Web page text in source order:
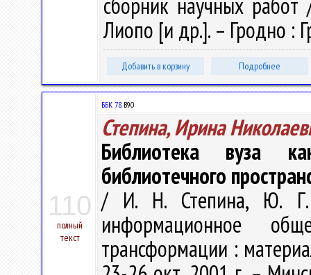
Лиопо [и др.]. – Гродно :
Добавить в корзину Подробнее
110
полный
текст
ББК 78.В90
Степина, Ирина
Библиотека вуза
библиотечного
/ И. Н. Степина, Ю. Г.
информационное
трансформации :